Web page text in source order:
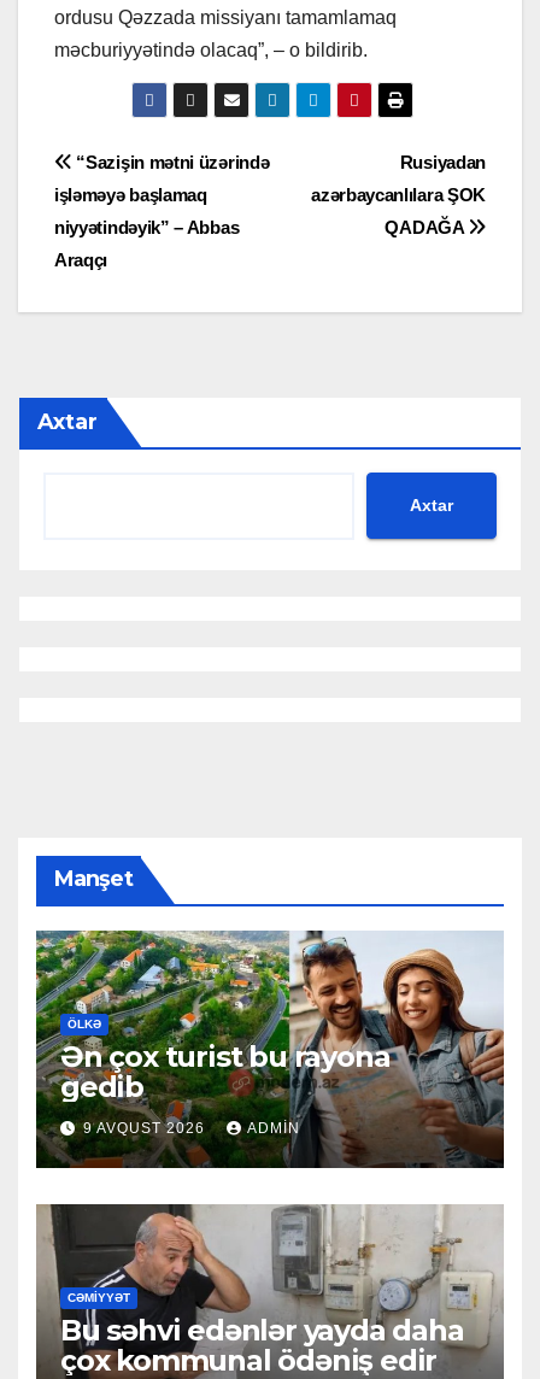
ordusu Qəzzada missiyanı tamamlamaq
məcburiyyətində olacaq”, – o bildirib.
Yazı
naviqasiyası
Rusiyadan
azərbaycanlılara ŞOK
QADAĞA
“Sazişin mətni üzərində
işləməyə başlamaq
niyyətindəyik” – Abbas
Araqçı
Axtar
Axtar
Manşet
ÖLKƏ
Ən çox turist bu rayona
gedib
9 AVQUST 2026 ADMIN
CƏMIYYƏT
Bu səhvi edənlər yayda daha
çox kommunal ödəniş edir